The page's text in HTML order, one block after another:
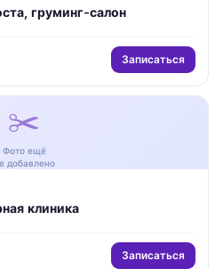
груминг-салон
Записаться
✂️
Фото ещё
добавлено
клиника
Записаться